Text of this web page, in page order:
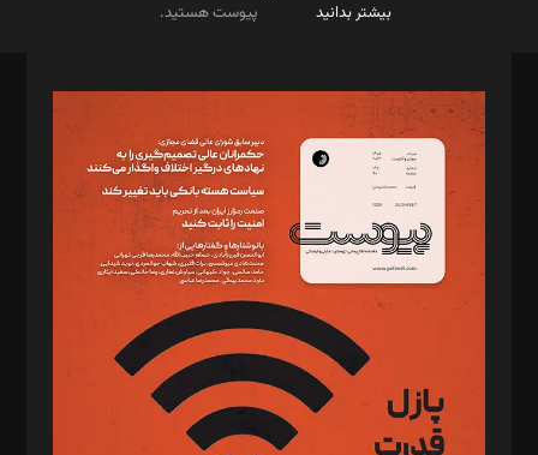
بیشتر بدانید
پیوست هستید.
مدیر مسئول: محمدباقر اثنی‌عشری
سردبیر: مهرک محمودی
دبیر تحریریه: میثم قاسمی
د‌بیر ناداستان: سمانه سمیع
د‌بیر خدمت و تجارت: ابوالفضل رجبی
د‌بیر حقوق فناوری: حسام‌الدین ایپکچی
د‌بیر پیوست جهان: مینا پاکدل
د‌بیر تحریریه آنلاین: بابک نقاش
تحریریه‌: مجتبی محمود‌ی، آرش برهمند، یسنا امان‌پور، سروش کرمیان،
مصطفی مسجدی آرانی، ابوالفضل رجبی، زهرا فکرانه، فائزه فتحی
رستمی،مصطفی باستان